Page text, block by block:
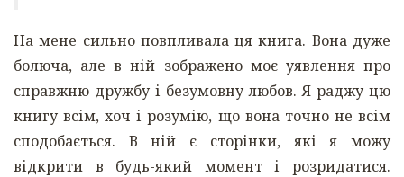
На мене сильно повпливала ця книга. Вона дуже
болюча, але в ній зображено моє уявлення про
справжню дружбу і безумовну любов. Я раджу цю
книгу всім, хоч і розумію, що вона точно не всім
сподобається. В ній є сторінки, які я можу
відкрити в будь-який момент і розридатися.